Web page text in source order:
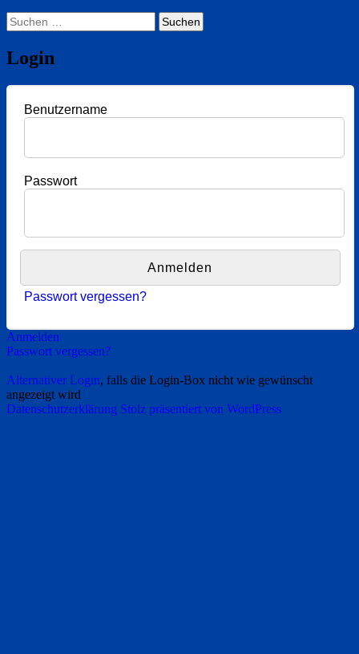
Suchen
nach:
Login
Benutzername
Passwort
Passwort vergessen?
Anmelden
Passwort vergessen?
Alternativer Login, falls die Login-Box nicht wie gewünscht
angezeigt wird
Datenschutzerklärung Stolz präsentiert von WordPress